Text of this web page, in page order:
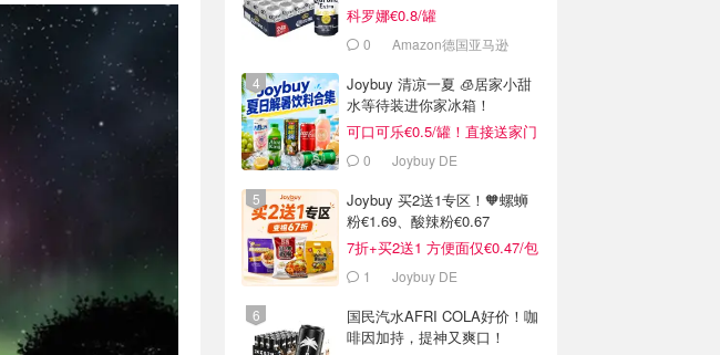
科罗娜€0.8/罐
0 Amazon德国亚马逊
Joybuy 清凉一夏 🧊居家小甜
水等待装进你家冰箱！
可口可乐€0.5/罐！直接送家门
口 0 Joybuy DE
Joybuy 买2送1专区！🧡螺蛳
粉€1.69、酸辣粉€0.67
7折+买2送1 方便面仅€0.47/包
1 Joybuy DE
国民汽水AFRI COLA好价！咖
啡因加持，提神又爽口！